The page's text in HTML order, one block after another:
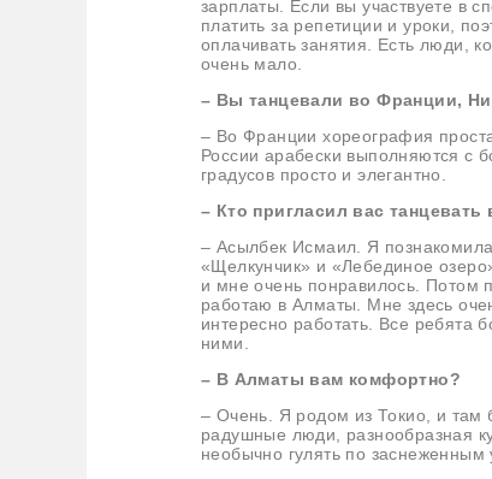
зарплаты. Если вы участвуете в
платить за репетиции и уроки,
оплачивать занятия. Есть люди,
очень мало.
– Вы танцевали во Франции,
– Во Франции хореография
России арабески выполняются с
градусов просто и элегантно.
– Кто пригласил вас
– Асылбек Исмаил. Я
«Щелкунчик» и «Лебединое
и мне очень понравилось. Потом
работаю в Алматы. Мне здесь
интересно работать. Все ребята
ними.
– В Алматы вам комфортно?
– Очень. Я родом из Токио, и там
радушные люди, разнообразная
необычно гулять по заснеженным